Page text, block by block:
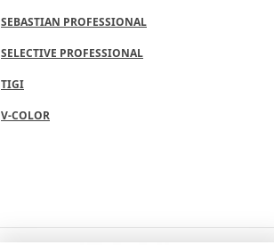
SEBASTIAN PROFESSIONAL
SELECTIVE PROFESSIONAL
TIGI
V-COLOR